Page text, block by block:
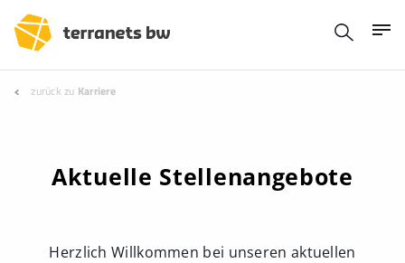
zurück zu Karriere
Aktuelle Stellenangebote
Herzlich Willkommen bei unseren aktuellen